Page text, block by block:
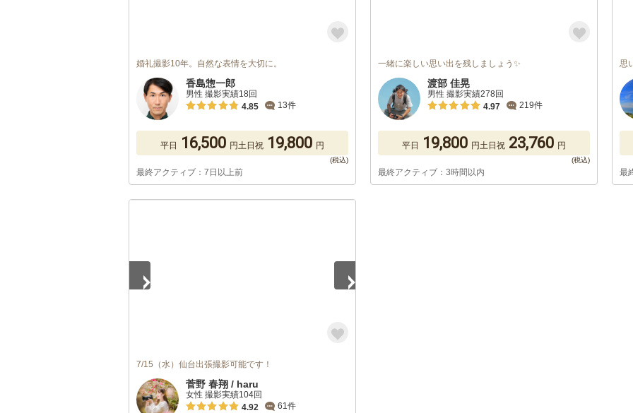
婚礼撮影10年。自然な表情を大切に。
香島惣一郎
男性 撮影実績18回
4.85
13件
平日 16,500 円土日祝 19,800 円
最終アクティブ：7日以上前
一緒に楽しい思い出を残しましょう✨
渡部 佳晃
男性 撮影実績278回
4.97
219件
平日 19,800 円土日祝 23,760 円
最終アクティブ：3時間以内
思
最
7/15（水）仙台出張撮影可能です！
菅野 春翔 / haru
女性 撮影実績104回
4.92
61件